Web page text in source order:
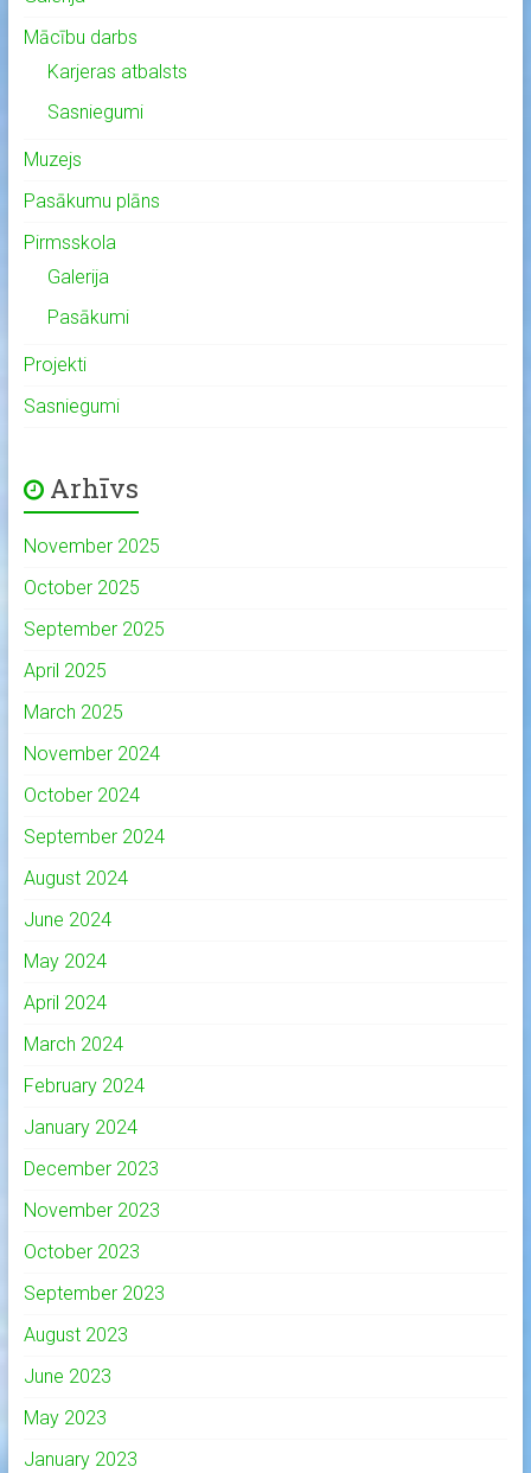
Mācību darbs
Karjeras atbalsts
Sasniegumi
Muzejs
Pasākumu plāns
Pirmsskola
Galerija
Pasākumi
Projekti
Sasniegumi
Arhīvs
November 2025
October 2025
September 2025
April 2025
March 2025
November 2024
October 2024
September 2024
August 2024
June 2024
May 2024
April 2024
March 2024
February 2024
January 2024
December 2023
November 2023
October 2023
September 2023
August 2023
June 2023
May 2023
January 2023